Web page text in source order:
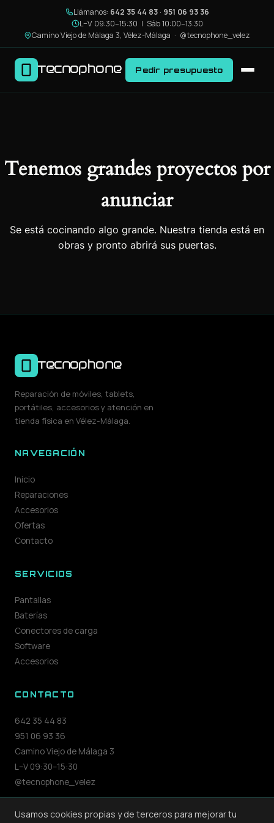
Llámanos: 642 35 44 83· 951 06 93 36
L–V 09:30–15:30 | Sáb 10:00–13:30
Camino Viejo de Málaga 3, Vélez-Málaga · @tecnophone_velez
Tecnophone Pedir presupuesto
Tenemos grandes proyectos por
anunciar
Se está cocinando algo grande. Nuestra tienda está en
obras y pronto abrirá sus puertas.
Tecnophone
Reparación de móviles, tablets,
portátiles, accesorios y atención en
tienda física en Vélez-Málaga.
NAVEGACIÓN
Inicio
Reparaciones
Accesorios
Ofertas
Contacto
SERVICIOS
Pantallas
Baterías
Conectores de carga
Software
Accesorios
CONTACTO
642 35 44 83
951 06 93 36
Camino Viejo de Málaga 3
L–V 09:30–15:30
@tecnophone_velez
Usamos cookies propias y de terceros para mejorar tu